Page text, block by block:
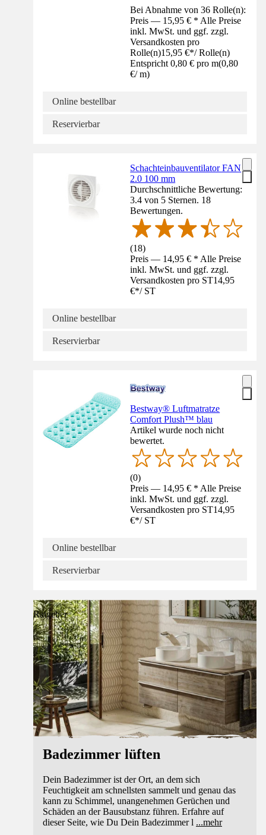
Bei Abnahme von 36 Rolle(n):
Preis — 15,95 € * Alle Preise
inkl. MwSt. und ggf. zzgl.
Versandkosten pro
Rolle(n)15,95 €*/ Rolle(n)
Entspricht 0,80 € pro m(0,80
€/ m)
Online bestellbar
Reservierbar
Schachteinbauventilator FAN
2.0 100 mm
Durchschnittliche Bewertung:
3.4 von 5 Sternen. 18
Bewertungen.
(18)
Preis — 14,95 € * Alle Preise
inkl. MwSt. und ggf. zzgl.
Versandkosten pro ST14,95
€*/ ST
Online bestellbar
Reservierbar
Bestway® Luftmatratze
Comfort Plush™ blau
Artikel wurde noch nicht
bewertet.
(0)
Preis — 14,95 € * Alle Preise
inkl. MwSt. und ggf. zzgl.
Versandkosten pro ST14,95
€*/ ST
Online bestellbar
Reservierbar
Ratgeber
Badezimmer lüften
Dein Badezimmer ist der Ort, an dem sich
Feuchtigkeit am schnellsten sammelt und genau das
kann zu Schimmel, unangenehmen Gerüchen und
Schäden an der Bausubstanz führen. Erfahre auf
dieser Seite, wie Du Dein Badezimmer l ...mehr